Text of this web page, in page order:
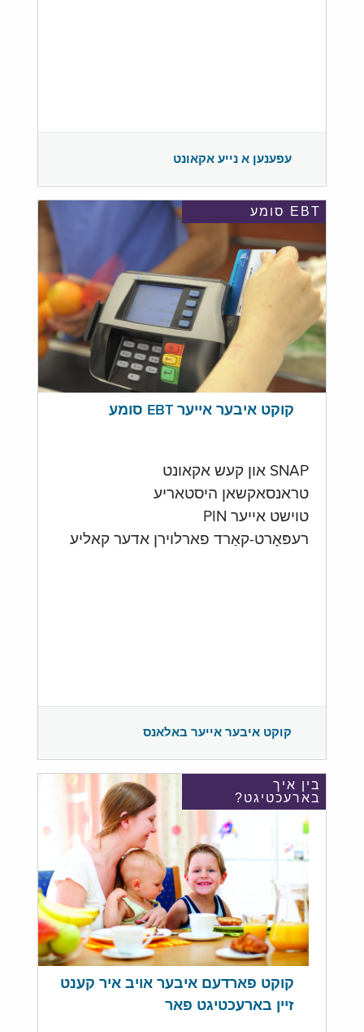
עפענען א נייע אקאונט
EBT סומע
קוקט איבער אייער EBT סומע
SNAP און קעש אקאונט
טראנסאקשאן היסטאריע
טוישט אייער PIN
רעפּאָרט-קאַרד פארלוירן אדער קאליע
קוקט איבער אייער באלאנס
בין איך
בארעכטיגט?
קוקט פארדעם איבער אויב איר קענט
זיין בארעכטיגט פאר